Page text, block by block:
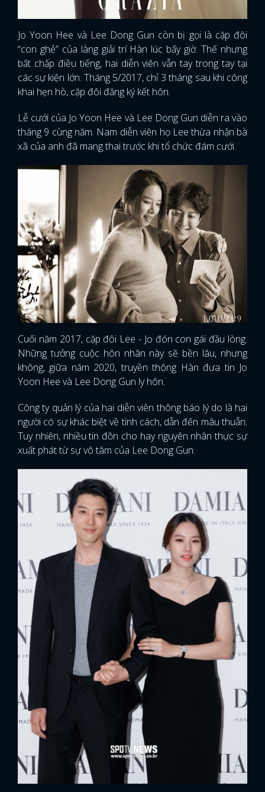
Jo Yoon Hee và Lee Dong Gun còn bị gọi là cặp đôi
“con ghẻ” của làng giải trí Hàn lúc bấy giờ. Thế nhưng
bất chấp điều tiếng, hai diễn viên vẫn tay trong tay tại
các sự kiện lớn. Tháng 5/2017, chỉ 3 tháng sau khi công
khai hẹn hò, cặp đôi đăng ký kết hôn.
Lễ cưới của Jo Yoon Hee và Lee Dong Gun diễn ra vào
tháng 9 cùng năm. Nam diễn viên họ Lee thừa nhận bà
xã của anh đã mang thai trước khi tổ chức đám cưới.
Cuối năm 2017, cặp đôi Lee - Jo đón con gái đầu lòng.
Những tưởng cuộc hôn nhân này sẽ bền lâu, nhưng
không, giữa năm 2020, truyền thông Hàn đưa tin Jo
Yoon Hee và Lee Dong Gun ly hôn.
Công ty quản lý của hai diễn viên thông báo lý do là hai
người có sự khác biệt về tính cách, dẫn đến mâu thuẫn.
Tuy nhiên, nhiều tin đồn cho hay nguyên nhân thực sự
xuất phát từ sự vô tâm của Lee Dong Gun.